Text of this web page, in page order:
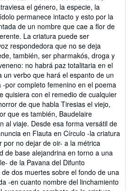
el género, la especie, la
permanece intacto y esto por la
de un nombre que cae a flor de
La criatura puede ser
respondedora que no se deja
también, ser pharmakós, droga y
no habrá paz totalitaria en el
un verbo que hará el espanto de un
-por completo femenino en el poema
quisiera con el remedio de cualquier
de que habla Tiresias el viejo,
que es también, Baudelaire
al viaje. Desde esa forma versátil de
en Flauta en Círculo -la criatura
por no dejar de oir- a la métrica
de base alejandrina en torno a una
de la Pavana del Difunto
dos muertes sobre el fondo de una
-en cuanto nombre del linchamiento